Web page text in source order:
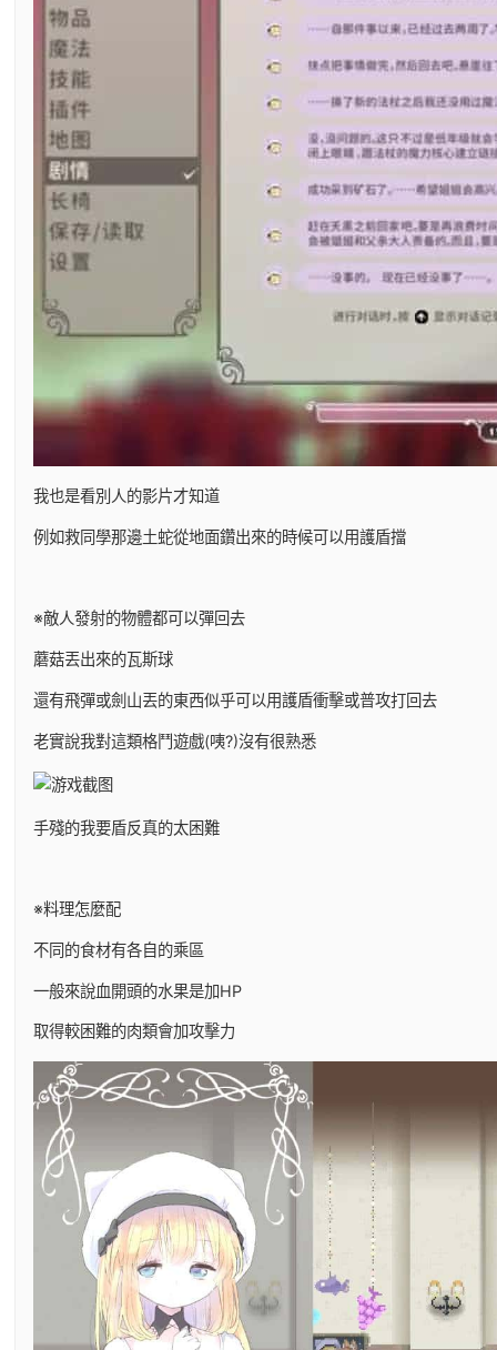
我也是看別人的影片才知道
例如救同學那邊土蛇從地面鑽出來的時候可以用護盾擋
※敵人發射的物體都可以彈回去
蘑菇丟出來的瓦斯球
還有飛彈或劍山丟的東西似乎可以用護盾衝擊或普攻打回去
老實說我對這類格鬥遊戲(咦?)沒有很熟悉
手殘的我要盾反真的太困難
※料理怎麼配
不同的食材有各自的乘區
一般來說血開頭的水果是加HP
取得較困難的肉類會加攻擊力